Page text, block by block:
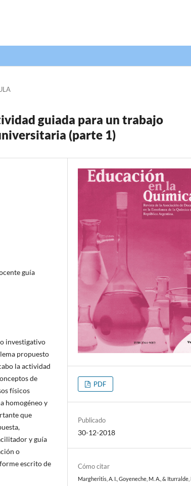
guiada para un trabajo
(parte 1)
guía
investigativo
propuesto
la actividad
de
físicos
homogéneo y
que
y guía
o
escrito de
PDF
Publicado
30-12-2018
Cómo citar
Margheritis, A. I., Goyeneche, M. A., & Iturralde,